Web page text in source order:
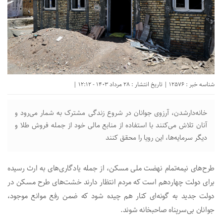
شناسه خبر : 12576 | تاریخ انتشار : 28 مرداد 1403 - 12:12 |
خانه‌دارشدن، آرزوی جوانان در شروع زندگی مشترک به شمار می‌رود و
آنان تلاش می‌کنند با استفاده از منابع مالی خود از جمله فروش طلا و
دیگر سرمایه‌ها، این رویا را محقق کنند
طرح‌های نیمه‌تمام نهضت ملی مسکن، از جمله یادگاری‌های به ارث رسیده
برای دولت چهاردهم است که مردم انتظار دارند خشت‌های طرح مسکن در
دولت جدید به گونه‌ای کنار هم چیده شود که ضمن رفع موانع موجود،
جوانان بی‌سرپناه صاحبخانه شوند.